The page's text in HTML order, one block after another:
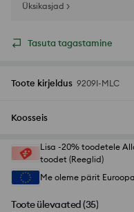
Üksikasjad >
Tasuta tagastamine
Toote kirjeldus 9209I-MLC
Koosseis
Lisa -20% toodetele
toodet (Reeglid)
Me oleme pärit
Toote ülevaated (35)